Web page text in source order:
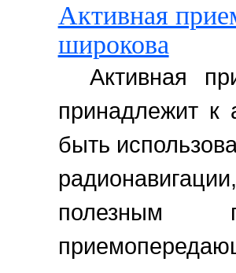
Активная
широкова
Активная
принадлежит к
быть
полезным